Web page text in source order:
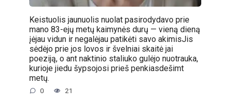
Keistuolis jaunuolis nuolat pasirodydavo prie
mano 83-ejų metų kaimynės durų — vieną dieną
įėjau vidun ir negalėjau patikėti savo akimisJis
sėdėjo prie jos lovos ir švelniai skaitė jai
poeziją, o ant naktinio staliuko gulėjo nuotrauka,
kurioje jiedu šypsojosi prieš penkiasdešimt
metų.
0 21